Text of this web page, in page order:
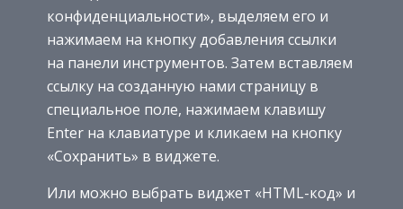
конфиденциальности», выделяем его и
нажимаем на кнопку добавления ссылки
на панели инструментов. Затем вставляем
ссылку на созданную нами страницу в
специальное поле, нажимаем клавишу
Enter на клавиатуре и кликаем на кнопку
«Сохранить» в виджете.
Или можно выбрать виджет «HTML-код» и